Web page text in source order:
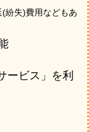
紛失)費用などもあ
ービス」を利